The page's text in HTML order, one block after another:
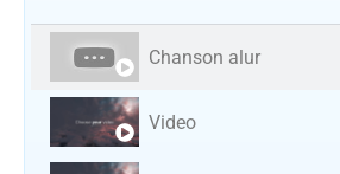
Chanson alur
Video